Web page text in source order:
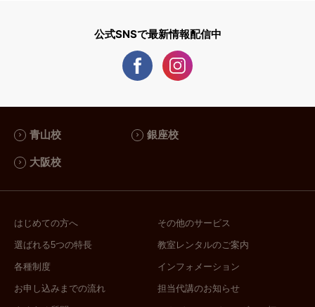
学会／酒米研究会／清酒酵母・麹研究
会)商品監修（酒×アートのコラボレー
ション SUMIGA sake）＿＿＿＿＿＿
＿＿＿＿＿＿＿＿＿＿＿＿＿＿＿＿＿
■受講をお考えの方へのメッセージ■
並里クラスでは、ただ試験に合格する
るの？」という好奇心を満たした結
果、自然とそこにたどり着くべきだと
思っています。そしてもちろん才能や
公式SNSで最新情報配信中
青山校 銀座校
大阪校
はじめての方へ
選ばれる5つの特長
各種制度
お申し込みまでの流れ
その他のサービス
教室レンタルのご案内
インフォメーション
担当代講のお知らせ